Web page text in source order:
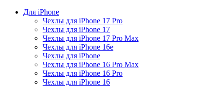
Для iPhone
Чехлы для iPhone 17 Pro
Чехлы для iPhone 17
Чехлы для iPhone 17 Pro Max
Чехлы для iPhone 16e
Чехлы для iPhone
Чехлы для iPhone 16 Pro Max
Чехлы для iPhone 16 Pro
Чехлы для iPhone 16